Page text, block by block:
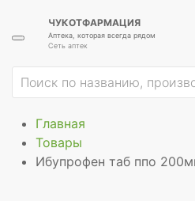
ЧУКОТФАРМАЦИЯ
Аптека, которая всегда рядом
Сеть аптек
Главная
Товары
Ибупрофен таб ппо